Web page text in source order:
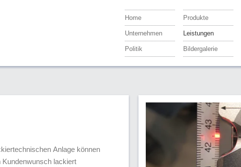
Home
Unternehmen
Politik
Produkte
Leistungen
Bildergalerie
Anlage können
Kundenwunsch lackiert